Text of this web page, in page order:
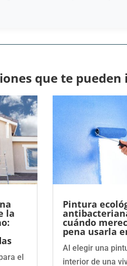
que te
la
el
Pintura
cuándo
pena usarla
Al elegir una
interior de una